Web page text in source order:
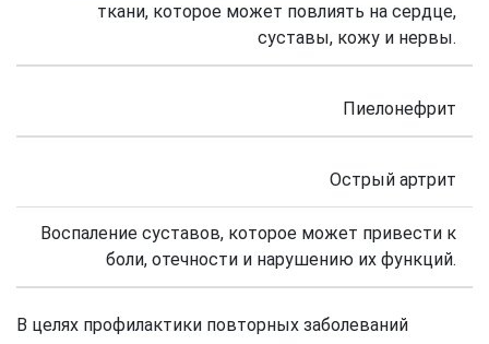
ткани, которое может повлиять на сердце,
суставы, кожу и нервы.
Пиелонефрит
Острый артрит
Воспаление суставов, которое может привести к
боли, отечности и нарушению их функций.
В целях профилактики повторных заболеваний